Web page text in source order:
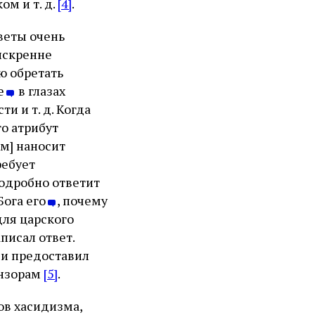
и т. д. [4].
очень
обретать
в глазах
и т. д. Когда
атрибут
наносит
ответит
его , почему
царского
ответ.
предоставил
[5].
хасидизма,